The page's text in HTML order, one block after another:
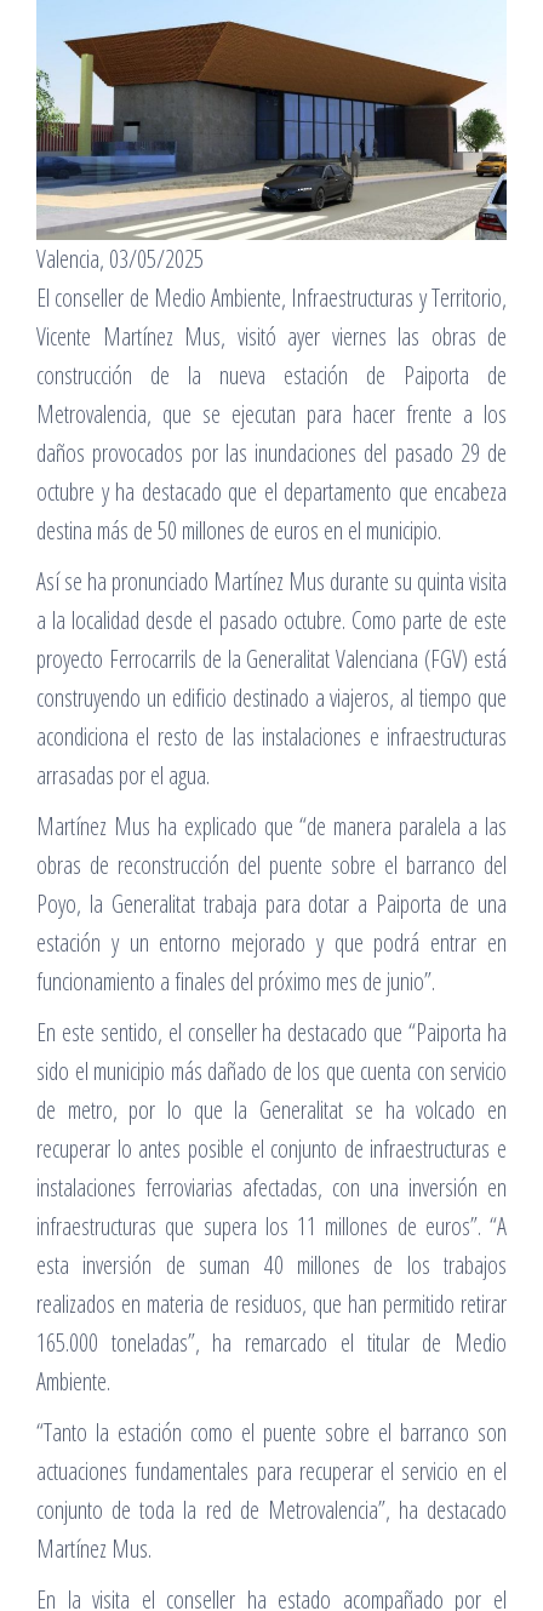
Valencia, 03/05/2025
El conseller de Medio Ambiente, Infraestructuras y Territorio,
Vicente Martínez Mus, visitó ayer viernes las obras de
construcción de la nueva estación de Paiporta de
Metrovalencia, que se ejecutan para hacer frente a los
daños provocados por las inundaciones del pasado 29 de
octubre y ha destacado que el departamento que encabeza
destina más de 50 millones de euros en el municipio.
Así se ha pronunciado Martínez Mus durante su quinta visita
a la localidad desde el pasado octubre. Como parte de este
proyecto Ferrocarrils de la Generalitat Valenciana (FGV) está
construyendo un edificio destinado a viajeros, al tiempo que
acondiciona el resto de las instalaciones e infraestructuras
arrasadas por el agua.
Martínez Mus ha explicado que “de manera paralela a las
obras de reconstrucción del puente sobre el barranco del
Poyo, la Generalitat trabaja para dotar a Paiporta de una
estación y un entorno mejorado y que podrá entrar en
funcionamiento a finales del próximo mes de junio”.
En este sentido, el conseller ha destacado que “Paiporta ha
sido el municipio más dañado de los que cuenta con servicio
de metro, por lo que la Generalitat se ha volcado en
recuperar lo antes posible el conjunto de infraestructuras e
instalaciones ferroviarias afectadas, con una inversión en
infraestructuras que supera los 11 millones de euros”. “A
esta inversión de suman 40 millones de los trabajos
realizados en materia de residuos, que han permitido retirar
165.000 toneladas”, ha remarcado el titular de Medio
Ambiente.
“Tanto la estación como el puente sobre el barranco son
actuaciones fundamentales para recuperar el servicio en el
conjunto de toda la red de Metrovalencia”, ha destacado
Martínez Mus.
En la visita el conseller ha estado acompañado por el